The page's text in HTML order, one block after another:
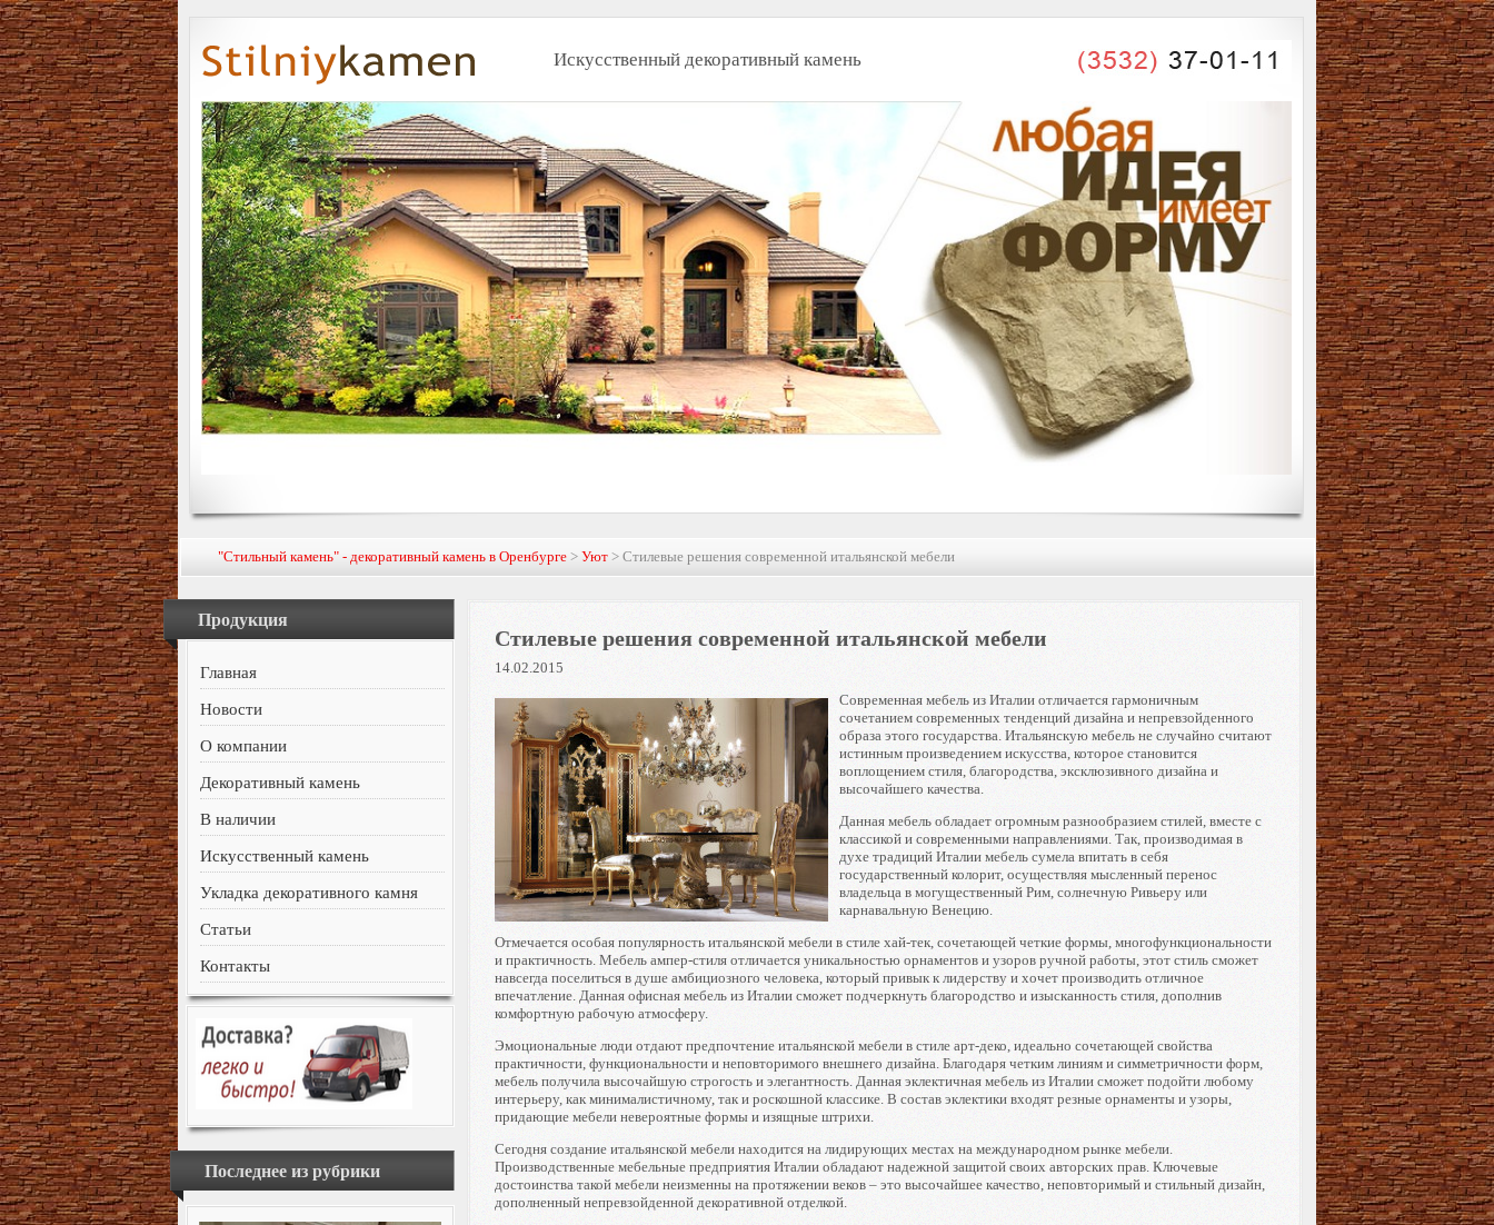
Искусственный декоративный камень
"Стильный камень" - декоративный камень в Оренбурге >Уют > Стилевые решения современной итальянской мебели
Продукция
Главная
Новости
О компании
Декоративный камень
В наличии
Искусственный камень
Укладка декоративного камня
Статьи
Контакты
Последнее из рубрики
Стилевые решения современной итальянской мебели
14.02.2015
Современная мебель из Италии отличается гармоничным
сочетанием современных тенденций дизайна и непревзойденного
образа этого государства. Итальянскую мебель не случайно считают
истинным произведением искусства, которое становится
воплощением стиля, благородства, эксклюзивного дизайна и
высочайшего качества.
Данная мебель обладает огромным разнообразием стилей, вместе с
классикой и современными направлениями. Так, производимая в
духе традиций Италии мебель сумела впитать в себя
государственный колорит, осуществляя мысленный перенос
владельца в могущественный Рим, солнечную Ривьеру или
карнавальную Венецию.
Отмечается особая популярность итальянской мебели в стиле хай-тек, сочетающей четкие формы, многофункциональности
и практичность. Мебель ампер-стиля отличается уникальностью орнаментов и узоров ручной работы, этот стиль сможет
навсегда поселиться в душе амбициозного человека, который привык к лидерству и хочет производить отличное
впечатление. Данная офисная мебель из Италии сможет подчеркнуть благородство и изысканность стиля, дополнив
комфортную рабочую атмосферу.
Эмоциональные люди отдают предпочтение итальянской мебели в стиле арт-деко, идеально сочетающей свойства
практичности, функциональности и неповторимого внешнего дизайна. Благодаря четким линиям и симметричности форм,
мебель получила высочайшую строгость и элегантность. Данная эклектичная мебель из Италии сможет подойти любому
интерьеру, как минималистичному, так и роскошной классике. В состав эклектики входят резные орнаменты и узоры,
придающие мебели невероятные формы и изящные штрихи.
Сегодня создание итальянской мебели находится на лидирующих местах на международном рынке мебели.
Производственные мебельные предприятия Италии обладают надежной защитой своих авторских прав. Ключевые
достоинства такой мебели неизменны на протяжении веков – это высочайшее качество, неповторимый и стильный дизайн,
дополненный непревзойденной декоративной отделкой.